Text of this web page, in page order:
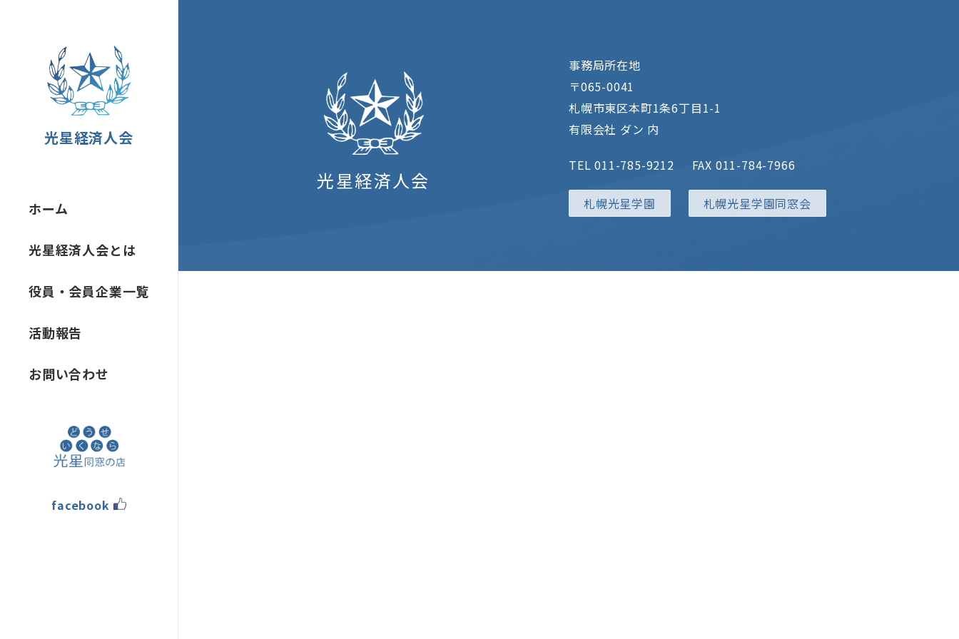
光星経済人会
ホーム
光星経済人会とは
役員・会員企業一覧
活動報告
お問い合わせ
facebook
光星経済人会
事務局所在地
〒065-0041
札幌市東区本町1条6丁目1-1
有限会社 ダン 内
TEL 011-785-9212 FAX 011-784-7966
札幌光星学園 札幌光星学園同窓会